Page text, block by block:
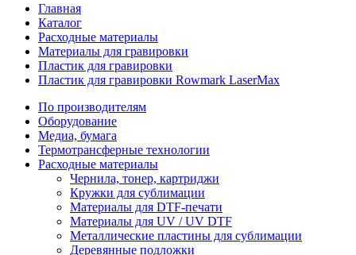
Главная
Каталог
Расходные материалы
Материалы для гравировки
Пластик для гравировки
Пластик для гравировки Rowmark LaserMax
По производителям
Оборудование
Медиа, бумага
Термотрансферные технологии
Расходные материалы
Чернила, тонер, картриджи
Кружки для сублимации
Материалы для DTF-печати
Материалы для UV / UV DTF
Металлические пластины для сублимации
Деревянные подложки